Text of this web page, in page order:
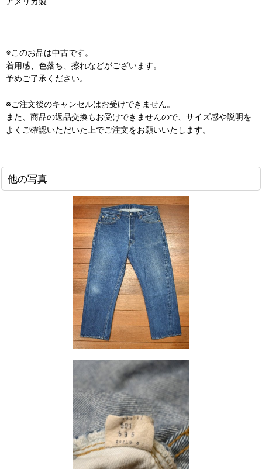
※このお品は中古です。
着用感、色落ち、擦れなどがございます。
予めご了承ください。
※ご注文後のキャンセルはお受けできません。
また、商品の返品交換もお受けできませんので、サイズ感や説明を
よくご確認いただいた上でご注文をお願いいたします。
他の写真